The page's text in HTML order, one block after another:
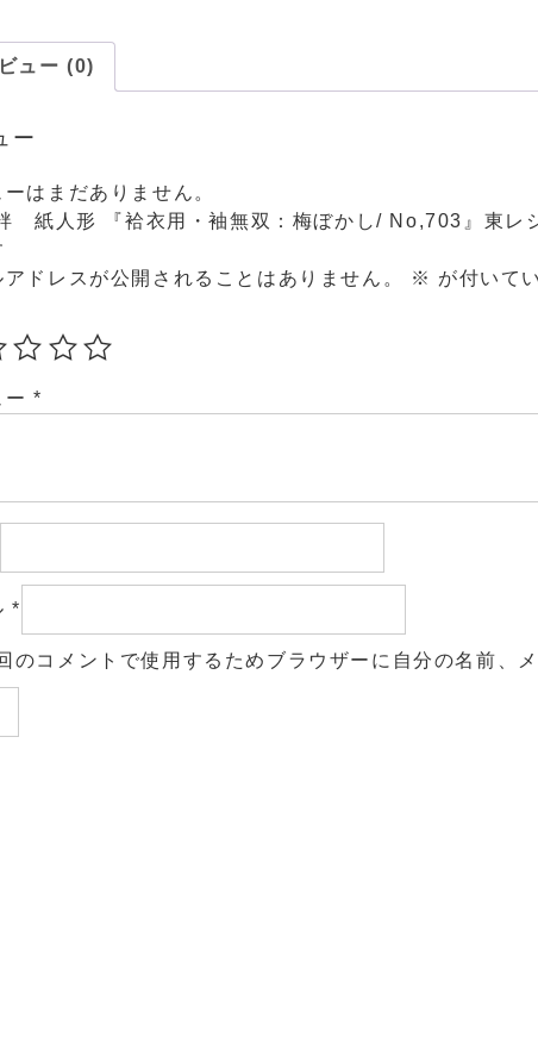
ュー (0)
ー
ーはまだありません。
紙人形 『袷衣用・袖無双：梅ぼかし/ No,703』東レ
アドレスが公開されることはありません。
※ が付いて
ー *
*
のコメントで使用するためブラウザーに自分の名前、